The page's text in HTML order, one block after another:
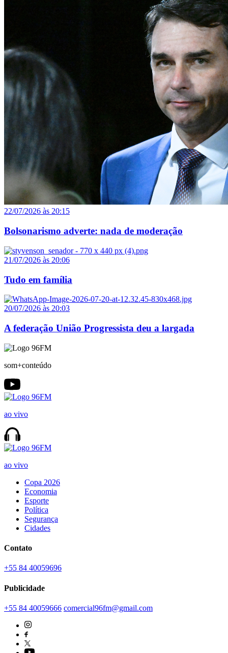
22/07/2026 às 20:15
Bolsonarismo adverte: nada de moderação
21/07/2026 às 20:06
Tudo em família
20/07/2026 às 20:03
A federação União Progressista deu a largada
som+conteúdo
ao vivo
ao vivo
Copa 2026
Economia
Esporte
Política
Segurança
Cidades
Contato
+55 84 40059696
Publicidade
+55 84 40059666 comercial96fm@gmail.com